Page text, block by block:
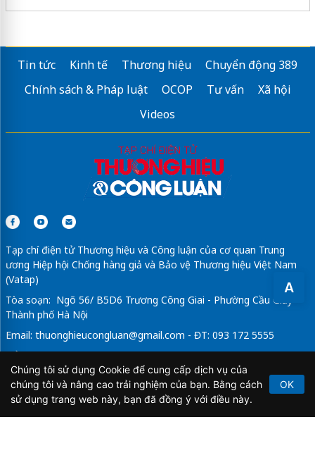
A
Tin tức Kinh tế Thương hiệu
Chuyển động 389
Chính sách & Pháp luật
OCOP Tư vấn
Xã hội
Videos
Tạp chí điện tử Thương hiệu và Công luận của cơ quan Trung
ương Hiệp hội Chống hàng giả và Bảo vệ Thương hiệu Việt Nam
(Vatap)
Tòa soạn: Ngõ 56/ B5D6 Trương Công Giai - Phường Cầu Giấy -
Thành phố Hà Nội
Email: thuonghieucongluan@gmail.com - ĐT: 093 172 5555
Tổng Biên Tập: Vũ Đức Thuận
Giấy phép hoạt động báo chí điện tử số 64/GP-BTTTT do Bộ
Thông tin và Truyền thông cấp ngày 21/2/2020.
Chúng tôi sử dụng Cookie để cung cấp dịch vụ của
chúng tôi và nâng cao trải nghiệm của bạn. Bằng cách
sử dụng trang web này, bạn đã đồng ý với điều này.
OK